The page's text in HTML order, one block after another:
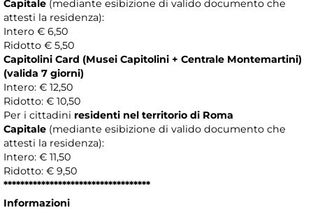
Capitale (mediante esibizione di valido documento che
attesti la residenza):
Intero € 6,50
Ridotto € 5,50
Capitolini Card (Musei Capitolini + Centrale Montemartini)
(valida 7 giorni)
Intero: € 12,50
Ridotto: € 10,50
Per i cittadini residenti nel territorio di Roma
Capitale (mediante esibizione di valido documento che
attesti la residenza):
Intero: € 11,50
Ridotto: € 9,50
***********************************
Informazioni